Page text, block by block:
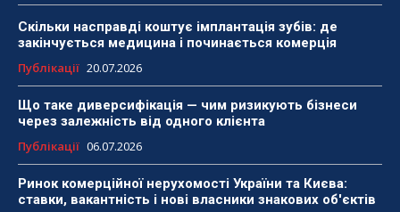
Скільки насправді коштує імплантація зубів: де
закінчується медицина і починається комерція
Публікації 20.07.2026
Що таке диверсифікація — чим ризикують бізнеси
через залежність від одного клієнта
Публікації 06.07.2026
Ринок комерційної нерухомості України та Києва:
ставки, вакантність і нові власники знакових об'єктів